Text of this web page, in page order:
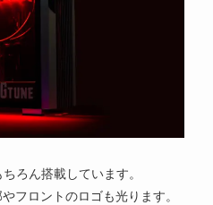
ろん搭載しています。
フロントのロゴも光ります。